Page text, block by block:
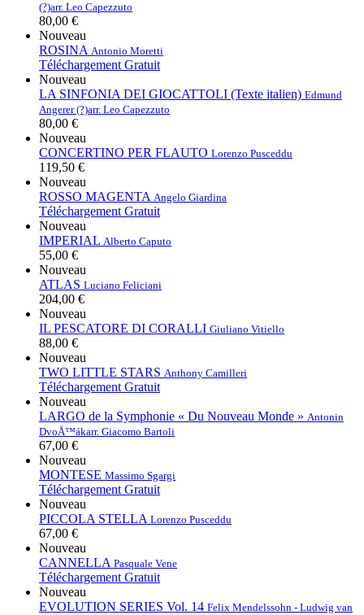
(?)arr. Leo Capezzuto
80,00 €
Nouveau
ROSINA Antonio Moretti
Téléchargement Gratuit
Nouveau
LA SINFONIA DEI GIOCATTOLI (Texte italien) Edmund
Angerer (?)arr. Leo Capezzuto
80,00 €
Nouveau
CONCERTINO PER FLAUTO Lorenzo Pusceddu
119,50 €
Nouveau
ROSSO MAGENTA Angelo Giardina
Téléchargement Gratuit
Nouveau
IMPERIAL Alberto Caputo
55,00 €
Nouveau
ATLAS Luciano Feliciani
204,00 €
Nouveau
IL PESCATORE DI CORALLI Giuliano Vitiello
88,00 €
Nouveau
TWO LITTLE STARS Anthony Camilleri
Téléchargement Gratuit
Nouveau
LARGO de la Symphonie « Du Nouveau Monde » Antonin
DvoÅ™ákarr. Giacomo Bartoli
67,00 €
Nouveau
MONTESE Massimo Sgargi
Téléchargement Gratuit
Nouveau
PICCOLA STELLA Lorenzo Pusceddu
67,00 €
Nouveau
CANNELLA Pasquale Vene
Téléchargement Gratuit
Nouveau
EVOLUTION SERIES Vol. 14 Felix Mendelssohn - Ludwig van